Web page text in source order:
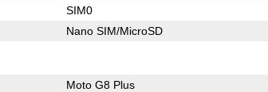
SIM0
Nano SIM/MicroSD
Moto G8 Plus